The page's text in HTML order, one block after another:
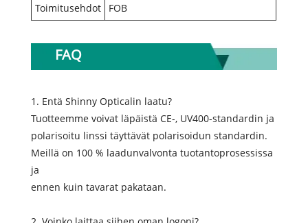
Toimitusehdot
FOB
FAQ
1. Entä Shinny Opticalin laatu?
Tuotteemme voivat läpäistä CE-, UV400-standardin ja
polarisoitu linssi täyttävät polarisoidun standardin.
Meillä on 100 % laadunvalvonta tuotantoprosessissa
ja
ennen kuin tavarat pakataan.